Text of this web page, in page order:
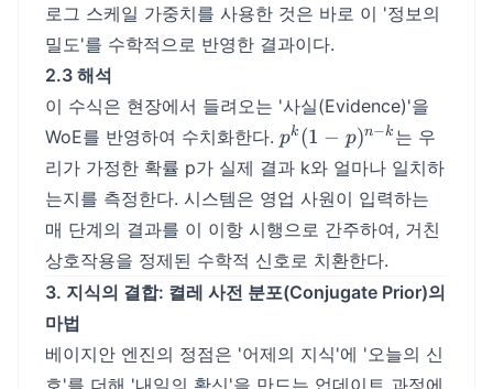
로그 스케일 가중치를 사용한 것은 바로 이 '정보의
밀도'를 수학적으로 반영한 결과이다.
2.3 해석
이 수식은 현장에서 들려오는 '사실(Evidence)'을
WoE를 반영하여 수치화한다. p^k(1-
p)^{n-
k}
pk (1 − p)n−k 는 우
리가 가정한 확률 p가 실제 결과 k와 얼마나 일치하
는지를 측정한다. 시스템은 영업 사원이 입력하는
매 단계의 결과를 이 이항 시행으로 간주하여, 거친
상호작용을 정제된 수학적 신호로 치환한다.
3. 지식의 결합: 켤레 사전 분포(Conjugate Prior)의
마법
베이지안 엔진의 정점은 '어제의 지식'에 '오늘의 신
호'를 더해 '내일의 확신'을 만드는 업데이트 과정에